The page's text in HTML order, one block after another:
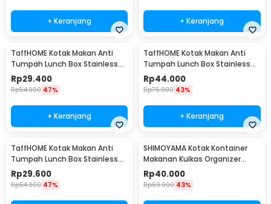
+ Keranjang + Keranjang
TaffHOME Kotak Makan Anti
Tumpah Lunch Box Stainless
Steel 304 350ml - KT046
Rp29.400
Rp54.900 47%
+ Keranjang
TaffHOME Kotak Makan Anti
Tumpah Lunch Box Stainless
Steel 304 850ml - KT273
Rp44.000
Rp75.900 43%
+ Keranjang
TaffHOME Kotak Makan Anti
Tumpah Lunch Box Stainless
Steel 304 350ml - KT273
Rp29.600
Rp54.900 47%
SHIMOYAMA Kotak Kontainer
Makanan Kulkas Organizer
Drainer with Lid 1.7L - RFS49
Rp40.000
Rp69.900 43%